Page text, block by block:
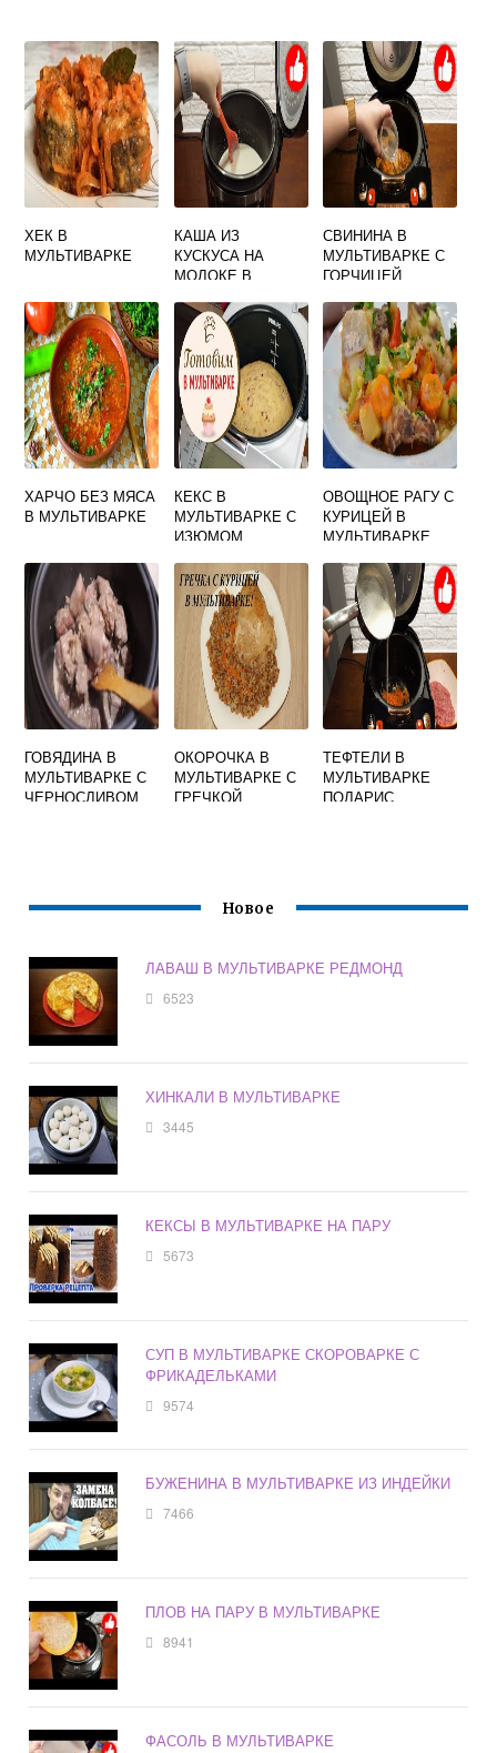
ХЕК В
МУЛЬТИВАРКЕ
КАША ИЗ
КУСКУСА НА
МОЛОКЕ В
СВИНИНА В
МУЛЬТИВАРКЕ С
ГОРЧИЦЕЙ
ХАРЧО БЕЗ МЯСА
В МУЛЬТИВАРКЕ
КЕКС В
МУЛЬТИВАРКЕ С
ИЗЮМОМ
ОВОЩНОЕ РАГУ С
КУРИЦЕЙ В
МУЛЬТИВАРКЕ
ГОВЯДИНА В
МУЛЬТИВАРКЕ С
ЧЕРНОСЛИВОМ
ОКОРОЧКА В
МУЛЬТИВАРКЕ С
ГРЕЧКОЙ
ТЕФТЕЛИ В
МУЛЬТИВАРКЕ
ПОЛАРИС
Новое
ЛАВАШ В МУЛЬТИВАРКЕ РЕДМОНД
6523
ХИНКАЛИ В МУЛЬТИВАРКЕ
3445
КЕКСЫ В МУЛЬТИВАРКЕ НА ПАРУ
5673
СУП В МУЛЬТИВАРКЕ СКОРОВАРКЕ С
ФРИКАДЕЛЬКАМИ
9574
БУЖЕНИНА В МУЛЬТИВАРКЕ ИЗ ИНДЕЙКИ
7466
ПЛОВ НА ПАРУ В МУЛЬТИВАРКЕ
8941
ФАСОЛЬ В МУЛЬТИВАРКЕ